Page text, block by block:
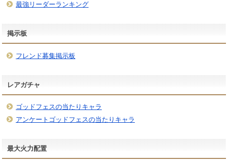
最強リーダーランキング
掲示板
フレンド募集掲示板
レアガチャ
ゴッドフェスの当たりキャラ
アンケートゴッドフェスの当たりキャラ
最大火力配置